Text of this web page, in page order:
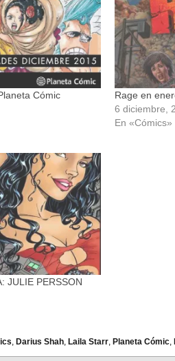
Cómic
Rage en
6 diciembre,
En «Cómics»
JULIE PERSSON
, Darius Shah, Laila Starr, Planeta Cómic,